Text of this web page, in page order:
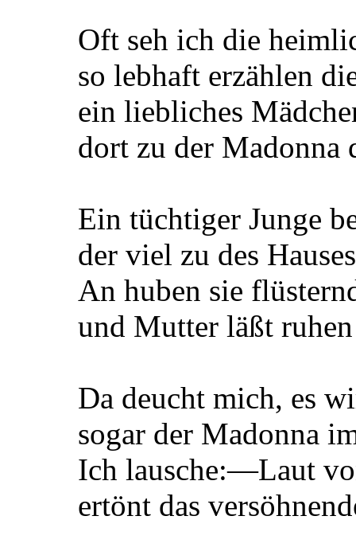
Oft seh ich die
so lebhaft erzählen
ein liebliches
dort zu der Madonna
Ein tüchtiger Junge
der viel zu des
An huben sie
und Mutter läßt
Da deucht mich, es
sogar der Madonna
Ich lausche:—Laut
ertönt das